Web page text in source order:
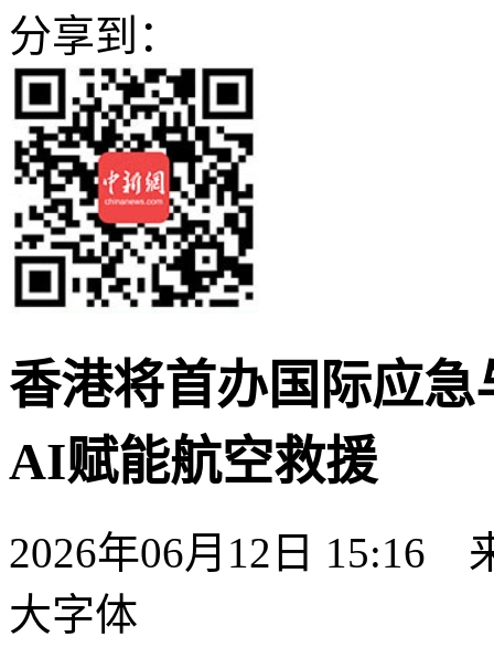
分享到：
香港将首办国际应
AI赋能航空救援
2026年06月12日 15:16
大字体